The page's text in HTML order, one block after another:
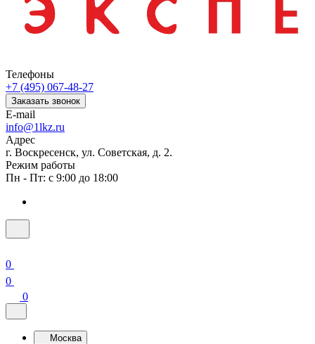
Телефоны
+7 (495) 067-48-27
Заказать звонок
E-mail
info@1lkz.ru
Адрес
г. Воскресенск, ул. Советская, д. 2.
Режим работы
Пн - Пт: с 9:00 до 18:00
0
0
0
Москва